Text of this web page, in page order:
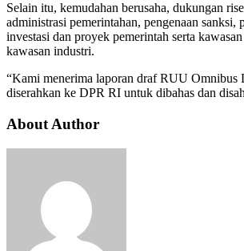
Selain itu, kemudahan berusaha, dukungan
administrasi pemerintahan, pengenaan sanksi,
investasi dan proyek pemerintah serta
kawasan industri.
“Kami menerima laporan draf RUU Omnibus
diserahkan ke DPR RI untuk dibahas dan
About Author